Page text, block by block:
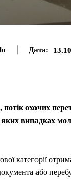
Дата:
потік охочих
яких випадках
категорії
або